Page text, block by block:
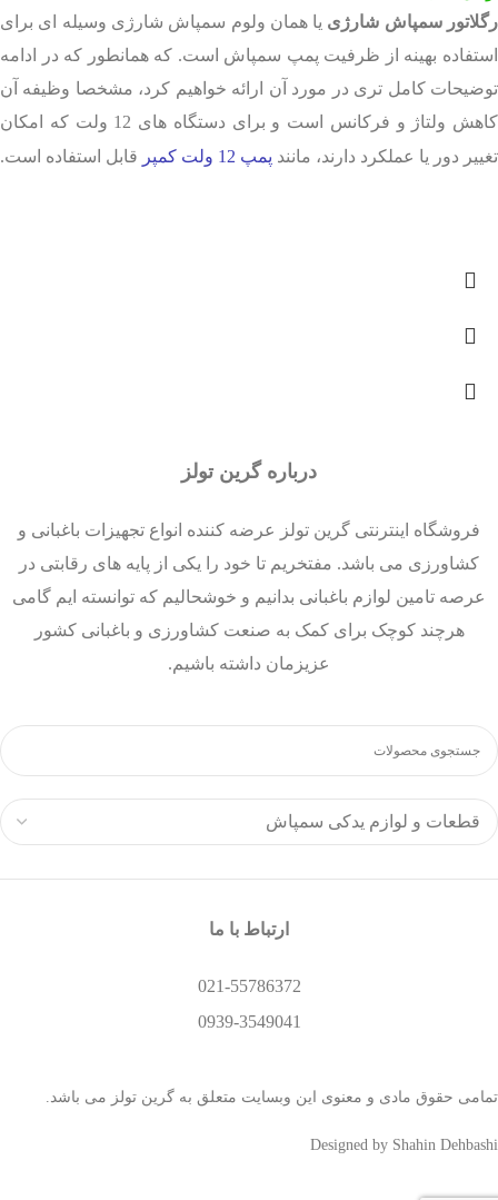
رگلاتور سمپاش شارژی یا همان ولوم سمپاش شارژی وسیله ای برای
استفاده بهینه از ظرفیت پمپ سمپاش است. که همانطور که در ادامه
توضیحات کامل تری در مورد آن ارائه خواهیم کرد، مشخصا وظیفه آن
کاهش ولتاژ و فرکانس است و برای دستگاه های 12 ولت که امکان
تغییر دور یا عملکرد دارند، مانند پمپ 12 ولت کمپر قابل استفاده است.
درباره گرین تولز
فروشگاه اینترنتی گرین تولز عرضه کننده انواع تجهیزات باغبانی و
کشاورزی می باشد. مفتخریم تا خود را یکی از پایه های رقابتی در
عرصه تامین لوازم باغبانی بدانیم و خوشحالیم که توانسته ایم گامی
هرچند کوچک برای کمک به صنعت کشاورزی و باغبانی کشور
عزیزمان داشته باشیم.
ارتباط با ما
021-55786372
0939-3549041
تمامی حقوق مادی و معنوی این وبسایت متعلق به گرین تولز می باشد.
Designed by Shahin Dehbashi